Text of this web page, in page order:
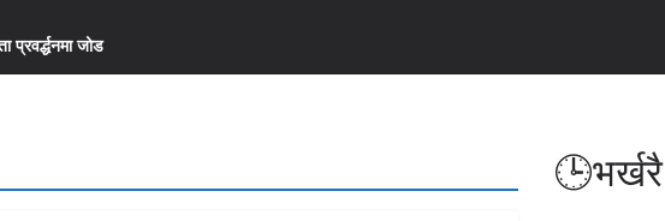
प्रवर्द्धनमा जोड
🕒भर्खरै